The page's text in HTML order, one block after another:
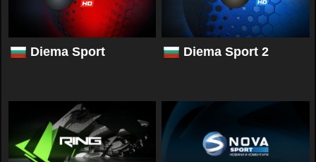
Diema Sport Diema Sport 2